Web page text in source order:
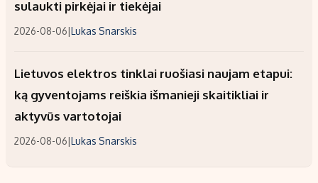
sulaukti pirkėjai ir tiekėjai
2026-08-06|Lukas Snarskis
Lietuvos elektros tinklai ruošiasi naujam etapui:
ką gyventojams reiškia išmanieji skaitikliai ir
aktyvūs vartotojai
2026-08-06|Lukas Snarskis